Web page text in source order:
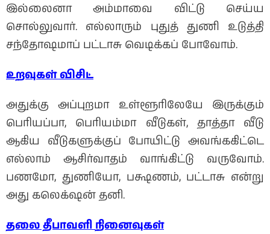
இல்லைனா அம்மாவை விட்டு செய்ய
சொல்லுவார். எல்லாரும் புதுத் துணி உடுத்தி
சந்தோஷமாப் பட்டாசு வெடிக்கப் போவோம்.
உறவுகள்விசிட்
அதுக்கு அப்புறமா உள்ளூரிலேயே இருக்கும்
பெரியப்பா, பெரியம்மா வீடுகள், தாத்தா வீடு
ஆகிய வீடுகளுக்குப் போயிட்டு அவங்ககிட்டெ
எல்லாம் ஆசிர்வாதம் வாங்கிட்டு வருவோம்.
பணமோ, துணியோ, பக்ஷணம், பட்டாசு என்று
அது கலெக்‌ஷன் தனி.
தலை தீபாவளிநினைவுகள்